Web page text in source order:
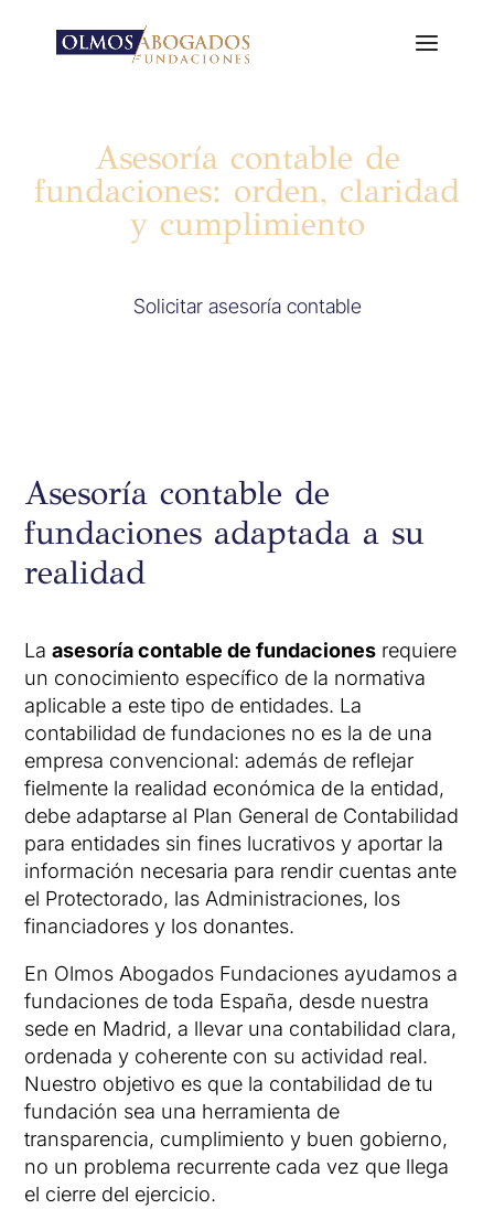
Asesoría contable de
fundaciones: orden, claridad
y cumplimiento
Solicitar asesoría contable
Asesoría contable de
fundaciones adaptada a su
realidad
Laasesoría contable de fundaciones requiere
un conocimiento específico de la normativa
aplicable a este tipo de entidades. La
contabilidad de fundaciones no es la de una
empresa convencional: además de reflejar
fielmente la realidad económica de la entidad,
debe adaptarse al Plan General de Contabilidad
para entidades sin fines lucrativos y aportar la
información necesaria para rendir cuentas ante
el Protectorado, las Administraciones, los
financiadores y los donantes.
En Olmos Abogados Fundaciones ayudamos a
fundaciones de toda España, desde nuestra
sede en Madrid, a llevar una contabilidad clara,
ordenada y coherente con su actividad real.
Nuestro objetivo es que la contabilidad de tu
fundación sea una herramienta de
transparencia, cumplimiento y buen gobierno,
no un problema recurrente cada vez que llega
el cierre del ejercicio.